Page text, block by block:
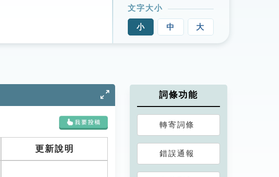
文字大小
小 中 大
更新說明
詞條功能
轉寄詞條
錯誤通報